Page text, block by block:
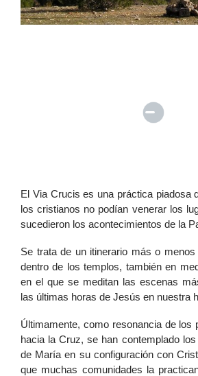
El Via Crucis es una práctica piadosa
los cristianos no podían venerar los
sucedieron los acontecimientos de la
Se trata de un itinerario más o
dentro de los templos, también en
en el que se meditan las escenas
las últimas horas de Jesús en nuestra
Últimamente, como resonancia de los
hacia la Cruz, se han contemplado
de María en su configuración con
que muchas comunidades la